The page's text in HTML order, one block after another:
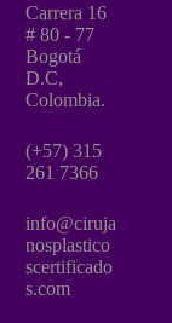
Carrera 16
# 80 - 77
Bogotá
D.C,
Colombia.
(+57) 315
261 7366
info@ciruja
nosplastico
scertificado
s.com